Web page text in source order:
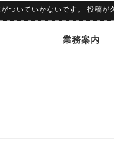
ていかないです。 投稿が久し...
業務案内